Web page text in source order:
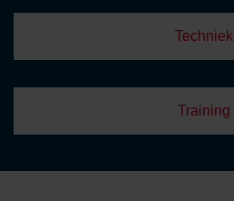
Techniek
Training